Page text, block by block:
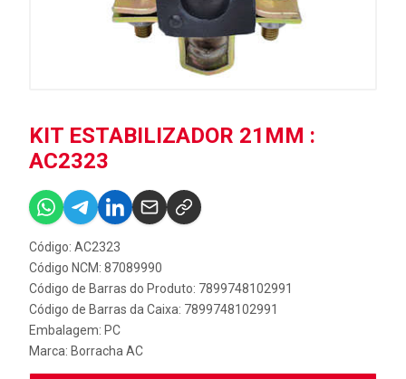
KIT ESTABILIZADOR 21MM :
AC2323
Código: AC2323
Código NCM: 87089990
Código de Barras do Produto: 7899748102991
Código de Barras da Caixa: 7899748102991
Embalagem: PC
Marca: Borracha AC